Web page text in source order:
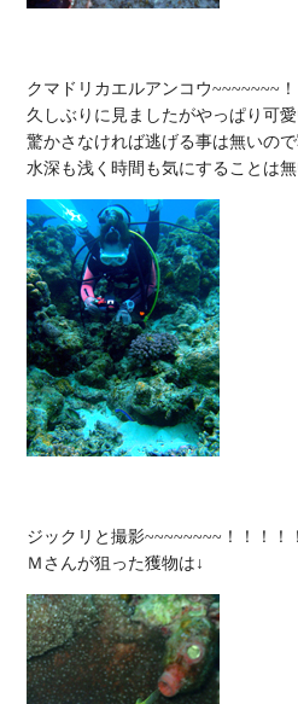
クマドリカエルアンコウ~~~~~~~！
久しぶりに見ましたがやっぱり可
驚かさなければ逃げる事は無いの
ジックリと撮影~~~~~~~~！！！！！